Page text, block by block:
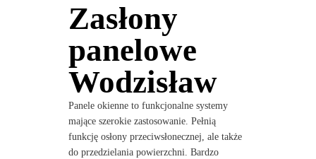
Zasłony
panelowe
Wodzisław
Panele okienne to funkcjonalne systemy
mające szerokie zastosowanie. Pełnią
funkcję osłony przeciwsłonecznej, ale także
do przedzielania powierzchni. Bardzo